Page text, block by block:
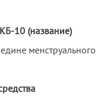
10 (название)
менструального